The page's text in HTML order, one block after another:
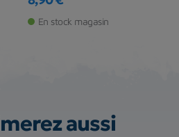
Prix
En stock magasin
aussi